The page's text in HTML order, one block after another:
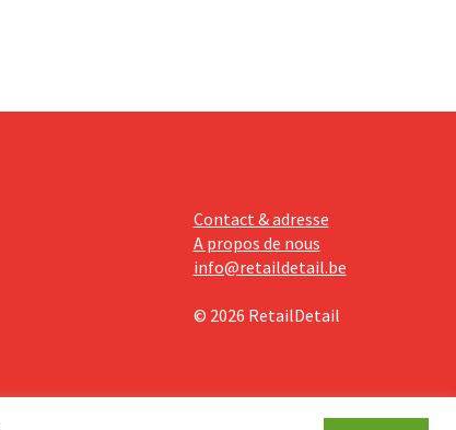
Contact & adresse
A propos de nous
info@retaildetail.be
© 2026 RetailDetail